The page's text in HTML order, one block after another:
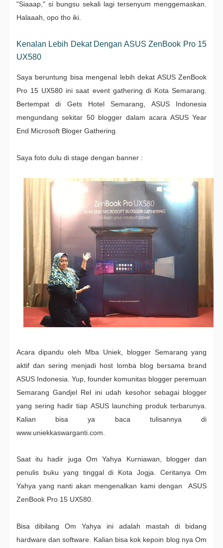
"Siaaap," si bungsu sekali lagi tersenyum menggemaskan.
Halaaah, opo tho iki.
Kenalan Lebih Dekat Dengan ASUS ZenBook Pro 15
UX580
Saya beruntung bisa mengenal lebih dekat ASUS ZenBook
Pro 15 UX580 ini saat event gathering di Kota Semarang.
Bertempat di Gets Hotel Semarang, ASUS Indonesia
mengundang sekitar 50 blogger dalam acara ASUS Year
End Microsoft Bloger Gathering.
Saya foto dulu di stage dengan banner :
Acara dipandu oleh Mba Uniek, blogger Semarang yang
aktif dan sering menjadi host lomba blog bersama brand
ASUS Indonesia. Yup, founder komunitas blogger peremuan
Semarang Gandjel Rel ini udah kesohor sebagai blogger
yang sering hadir tiap ASUS launching produk terbarunya.
Kalian bisa ya baca tulisannya di
www.uniekkaswarganti.com.
Saat itu hadir juga Om Yahya Kurniawan, blogger dan
penulis buku yang tinggal di Kota Jogja. Ceritanya Om
Yahya yang nanti akan mengenalkan kami dengan
ASUS
ZenBook Pro 15 UX580.
Bisa dibilang Om Yahya ini adalah mastah di bidang
hardware dan software. Kalian bisa kok kepoin blog nya Om